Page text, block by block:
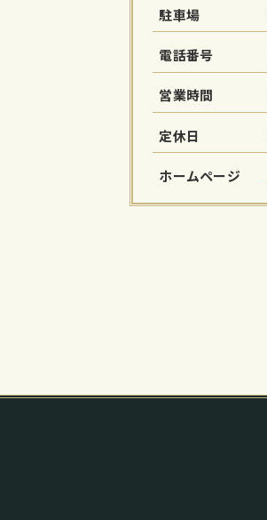
駐車場
電話番号
営業時間
定休日
ホームページ